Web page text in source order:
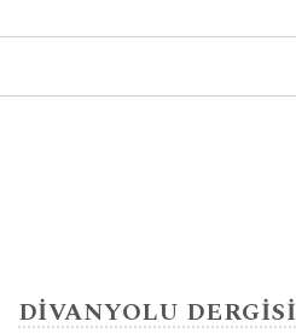
DİVANYOLU DERGİSİ